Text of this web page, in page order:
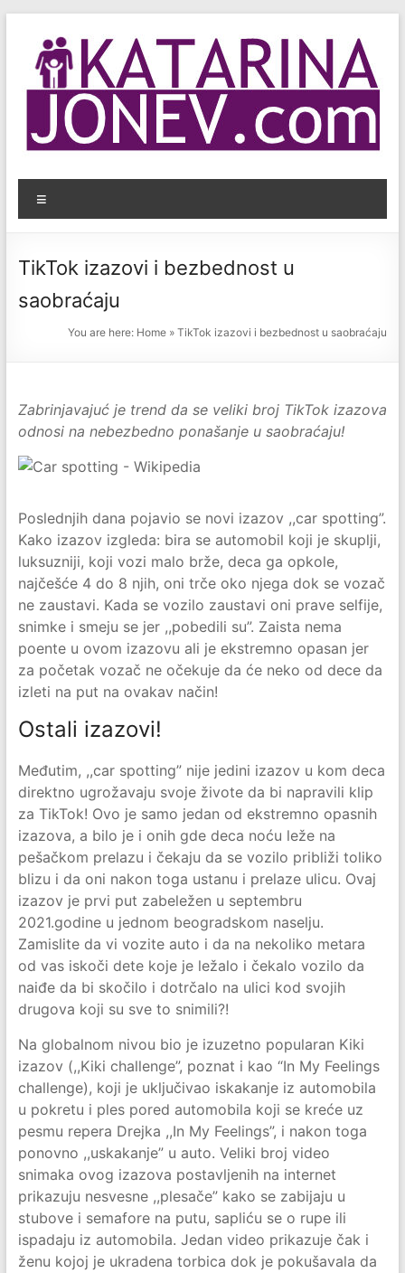
content
KatarinaJonev.com
Bezbednost
na
TikTok izazovi i bezbednost u
saobraćaju
You are here: Home »TikTok izazovi i bezbednost u saobraćaju
Zabrinjavajuć je trend da se veliki broj TikTok izazova
odnosi na nebezbedno ponašanje u saobraćaju!
Poslednjih dana pojavio se novi izazov ,,car spotting”.
Kako izazov izgleda: bira se automobil koji je skuplji,
luksuzniji, koji vozi malo brže, deca ga opkole,
najčešće 4 do 8 njih, oni trče oko njega dok se vozač
ne zaustavi. Kada se vozilo zaustavi oni prave selfije,
snimke i smeju se jer ,,pobedili su”. Zaista nema
poente u ovom izazovu ali je ekstremno opasan jer
za početak vozač ne očekuje da će neko od dece da
izleti na put na ovakav način!
Ostali izazovi!
Međutim, ,,car spotting” nije jedini izazov u kom deca
direktno ugrožavaju svoje živote da bi napravili klip
za TikTok! Ovo je samo jedan od ekstremno opasnih
izazova, a bilo je i onih gde deca noću leže na
pešačkom prelazu i čekaju da se vozilo približi toliko
blizu i da oni nakon toga ustanu i prelaze ulicu. Ovaj
izazov je prvi put zabeležen u septembru
2021.godine u jednom beogradskom naselju.
Zamislite da vi vozite auto i da na nekoliko metara
od vas iskoči dete koje je ležalo i čekalo vozilo da
naiđe da bi skočilo i dotrčalo na ulici kod svojih
drugova koji su sve to snimili?!
Na globalnom nivou bio je izuzetno popularan Kiki
izazov (,,Kiki challenge”, poznat i kao “In My Feelings
challenge), koji je uključivao iskakanje iz automobila
u pokretu i ples pored automobila koji se kreće uz
pesmu repera Drejka ,,In My Feelings”, i nakon toga
ponovno ,,uskakanje” u auto. Veliki broj video
snimaka ovog izazova postavljenih na internet
prikazuju nesvesne ,,plesače” kako se zabijaju u
stubove i semafore na putu, sapliću se o rupe ili
ispadaju iz automobila. Jedan video prikazuje čak i
ženu kojoj je ukradena torbica dok je pokušavala da